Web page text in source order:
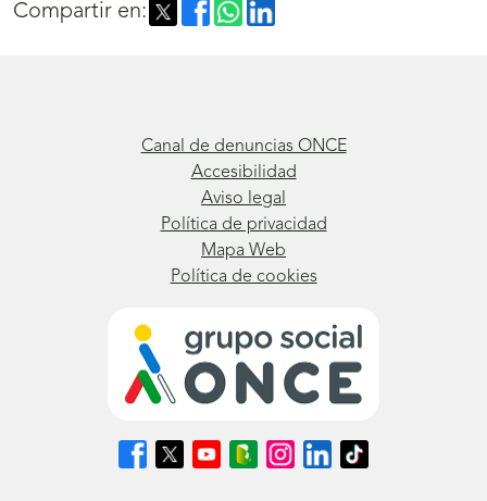
Compartir en:
Canal de denuncias ONCE
Accesibilidad
Aviso legal
Política de privacidad
Mapa Web
Política de cookies
Síguenos
en
Síguenos
en
Síguenos
en
Síguenos
en
Síguenos
en
Síguenos
en
Síguenos
en